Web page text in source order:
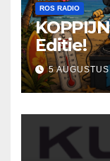
ROS RADIO
Editie!
5